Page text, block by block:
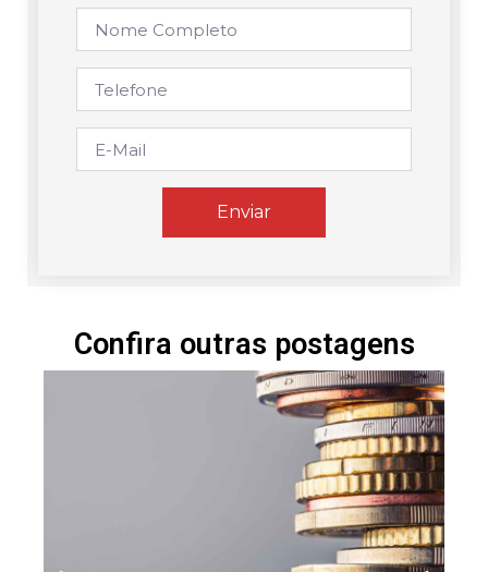
Enviar
Confira outras postagens